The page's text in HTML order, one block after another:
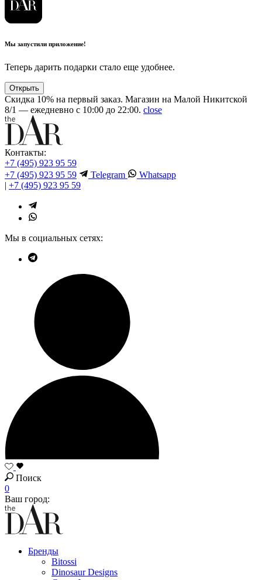
Мы запустили приложение!
Теперь дарить подарки стало еще удобнее.
Открыть
Скидка 10% на первый заказ. Магазин на Малой Никитской
8/1 — ежедневно с 10:00 до 22:00. close
Контакты:
+7 (495) 923 95 59
+7 (495) 923 95 59
Telegram
Whatsapp
| +7 (495) 923 95 59
Мы в социальных сетях:
Поиск
0
Ваш город:
Бренды
Bitossi
Dinosaur Designs